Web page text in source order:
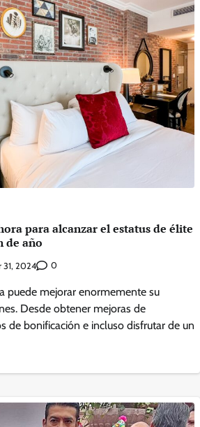
para alcanzar el estatus de élite
de año
31, 2024 0
puede mejorar enormemente su
Desde obtener mejoras de
de bonificación e incluso disfrutar de un